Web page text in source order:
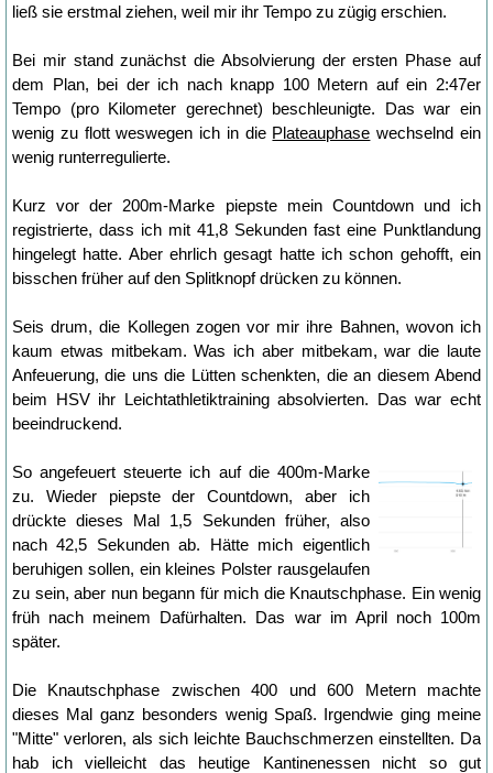
ließ sie erstmal ziehen, weil mir ihr Tempo zu zügig erschien.
Bei mir stand zunächst die Absolvierung der ersten Phase auf
dem Plan, bei der ich nach knapp 100 Metern auf ein 2:47er
Tempo (pro Kilometer gerechnet) beschleunigte. Das war ein
wenig zu flott weswegen ich in die Plateauphase wechselnd ein
wenig runterregulierte.
Kurz vor der 200m-Marke piepste mein Countdown und ich
registrierte, dass ich mit 41,8 Sekunden fast eine Punktlandung
hingelegt hatte. Aber ehrlich gesagt hatte ich schon gehofft, ein
bisschen früher auf den Splitknopf drücken zu können.
Seis drum, die Kollegen zogen vor mir ihre Bahnen, wovon ich
kaum etwas mitbekam. Was ich aber mitbekam, war die laute
Anfeuerung, die uns die Lütten schenkten, die an diesem Abend
beim HSV ihr Leichtathletiktraining absolvierten. Das war echt
beeindruckend.
So angefeuert steuerte ich auf die 400m-Marke
zu. Wieder piepste der Countdown, aber ich
drückte dieses Mal 1,5 Sekunden früher, also
nach 42,5 Sekunden ab. Hätte mich eigentlich
beruhigen sollen, ein kleines Polster rausgelaufen
zu sein, aber nun begann für mich die Knautschphase. Ein wenig
früh nach meinem Dafürhalten. Das war im April noch 100m
später.
Die Knautschphase zwischen 400 und 600 Metern machte
dieses Mal ganz besonders wenig Spaß. Irgendwie ging meine
"Mitte" verloren, als sich leichte Bauchschmerzen einstellten. Da
hab ich vielleicht das heutige Kantinenessen nicht so gut